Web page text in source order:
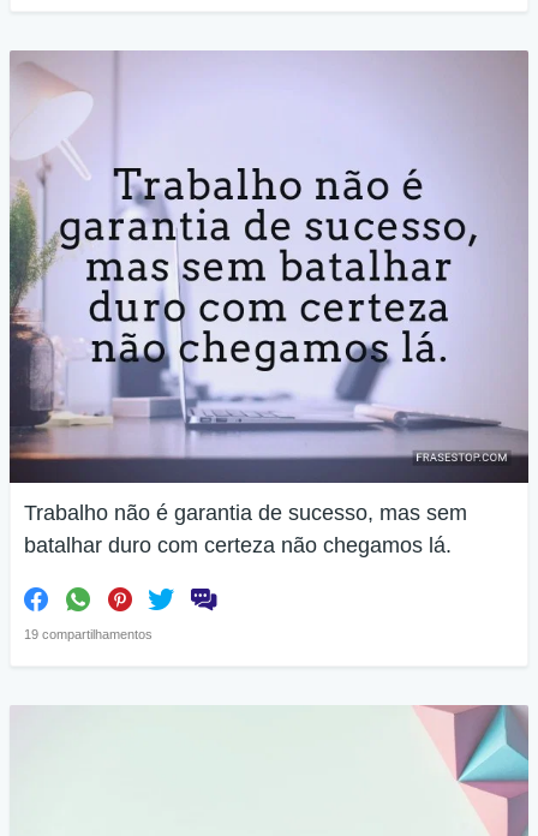
Trabalho não é garantia de sucesso, mas sem
batalhar duro com certeza não chegamos lá.
19 compartilhamentos